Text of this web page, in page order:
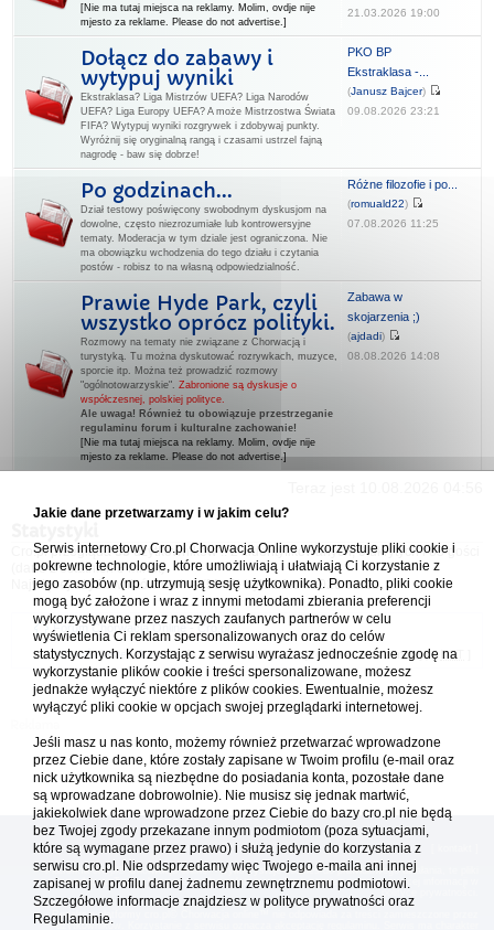
[Nie ma tutaj miejsca na reklamy. Molim, ovdje nije
mjesto za reklame. Please do not advertise.]
21.03.2026 19:00
Dołącz do zabawy i
wytypuj wyniki
Ekstraklasa? Liga Mistrzów UEFA? Liga Narodów
UEFA? Liga Europy UEFA? A może Mistrzostwa Świata
FIFA? Wytypuj wyniki rozgrywek i zdobywaj punkty.
Wyróżnij się oryginalną rangą i czasami ustrzel fajną
nagrodę - baw się dobrze!
PKO BP
Ekstraklasa -...
(Janusz Bajcer)
09.08.2026 23:21
Po godzinach...
Dział testowy poświęcony swobodnym dyskusjom na
dowolne, często niezrozumiałe lub kontrowersyjne
tematy. Moderacja w tym dziale jest ograniczona. Nie
ma obowiązku wchodzenia do tego działu i czytania
postów - robisz to na własną odpowiedzialność.
Różne filozofie i po...
(romuald22)
07.08.2026 11:25
Prawie Hyde Park, czyli
wszystko oprócz polityki.
Rozmowy na tematy nie związane z Chorwacją i
turystyką. Tu można dyskutować rozrywkach, muzyce,
sporcie itp. Można też prowadzić rozmowy
"ogólnotowarzyskie". Zabronione są dyskusje o
współczesnej, polskiej polityce.
Ale uwaga! Również tu obowiązuje przestrzeganie
regulaminu forum i kulturalne zachowanie!
[Nie ma tutaj miejsca na reklamy. Molim, ovdje nije
mjesto za reklame. Please do not advertise.]
Zabawa w
skojarzenia ;)
(ajdadi)
08.08.2026 14:08
Cro.pl przegląda85użytkowników :: 2 zidentyfikowanych, 0 ukrytych i 83 gości
(dane z ostatnich 3 minut)
Najwięcej użytkowników online ( 5542) było 21.04.2026 01:12
Forum Chorwacja Online - Cro.pl
Usuń ciasteczka• Strefa czasowa: UTC + 1 (Polska - czas zimowy) [ DST
[reklama ] [
Platforma cro.pl© Chorwacja online™ wykorzystuje cookies do prawidłowego działania, te pliki
gromadzą na Twoim komputerze dane ułatwiające korzystanie z serwisu; więcej informacji w
Redakcja platformy cro.pl© Chorwacja online™ nie odpowiada za treści zamieszczone przez
użytkowników. Korzystanie z serwisu oznacza akceptację regulaminu. Serwis ma charakter
Jakie dane przetwarzamy i w jakim celu?
Serwis internetowy Cro.pl Chorwacja Online wykorzystuje pliki cookie i
pokrewne technologie, które umożliwiają i ułatwiają Ci korzystanie z
jego zasobów (np. utrzymują sesję użytkownika). Ponadto, pliki cookie
mogą być założone i wraz z innymi metodami zbierania preferencji
wykorzystywane przez naszych zaufanych partnerów w celu
wyświetlenia Ci reklam spersonalizowanych oraz do celów
statystycznych. Korzystając z serwisu wyrażasz jednocześnie zgodę na
wykorzystanie plików cookie i treści spersonalizowane, możesz
jednakże wyłączyć niektóre z plików cookies. Ewentualnie, możesz
wyłączyć pliki cookie w opcjach swojej przeglądarki internetowej.
Jeśli masz u nas konto, możemy również przetwarzać wprowadzone
przez Ciebie dane, które zostały zapisane w Twoim profilu (e-mail oraz
nick użytkownika są niezbędne do posiadania konta, pozostałe dane
są wprowadzane dobrowolnie). Nie musisz się jednak martwić,
jakiekolwiek dane wprowadzone przez Ciebie do bazy cro.pl nie będą
bez Twojej zgody przekazane innym podmiotom (poza sytuacjami,
które są wymagane przez prawo) i służą jedynie do korzystania z
serwisu cro.pl. Nie odsprzedamy więc Twojego e-maila ani innej
zapisanej w profilu danej żadnemu zewnętrznemu podmiotowi.
Szczegółowe informacje znajdziesz w polityce prywatności oraz
Regulaminie.